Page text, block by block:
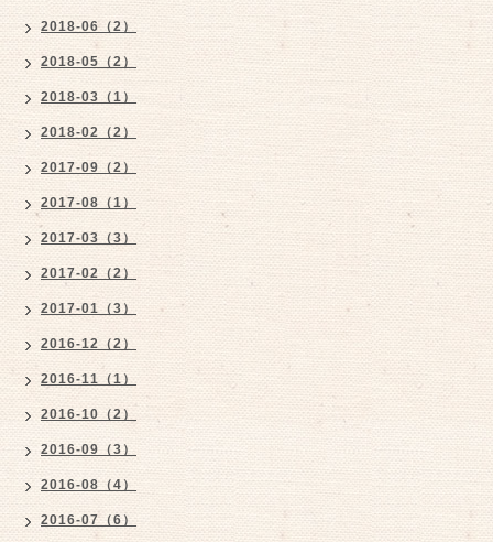
2018-06（2）
2018-05（2）
2018-03（1）
2018-02（2）
2017-09（2）
2017-08（1）
2017-03（3）
2017-02（2）
2017-01（3）
2016-12（2）
2016-11（1）
2016-10（2）
2016-09（3）
2016-08（4）
2016-07（6）